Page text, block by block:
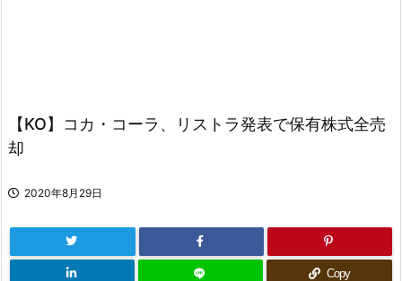
【KO】コカ・コーラ、リストラ発表で保有株式全売
却
2020年8月29日
Copy